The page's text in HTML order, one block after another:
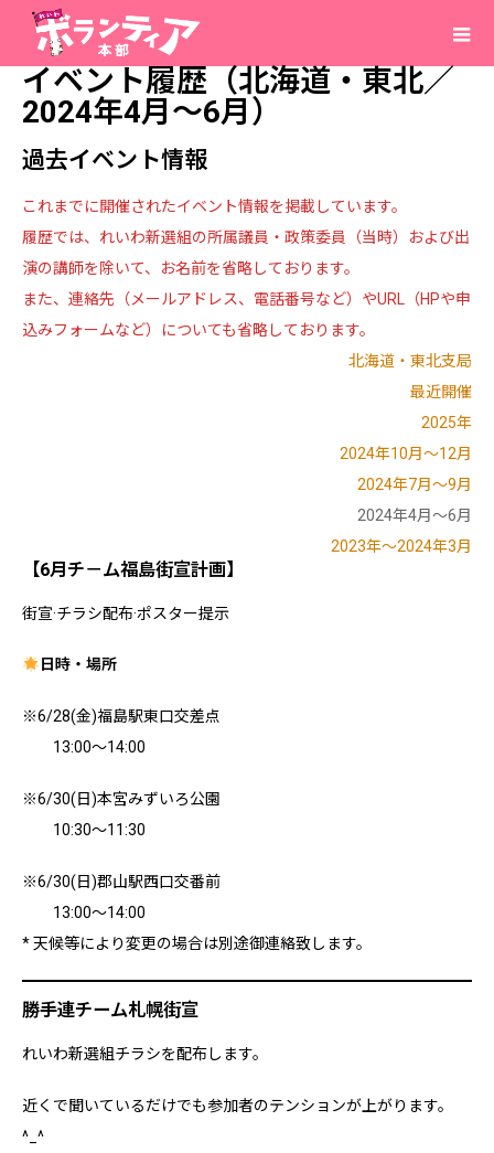
イベント履歴（北海道・東北／
2024年4月～6月）
過去イベント情報
これまでに開催されたイベント情報を掲載しています。
履歴では、れいわ新選組の所属議員・政策委員（当時）および出
演の講師を除いて、お名前を省略しております。
また、連絡先（メールアドレス、電話番号など）やURL（HPや申
込みフォームなど）についても省略しております。
北海道・東北支局
最近開催
2025年
2024年10月～12月
2024年7月～9月
2024年4月～6月
2023年～2024年3月
【6月チ－ム福島街宣計画】
街宣·チラシ配布·ポスター提示
日時・場所
※6/28(金)福島駅東口交差点
13:00～14:00
※6/30(日)本宮みずいろ公園
10:30～11:30
※6/30(日)郡山駅西口交番前
13:00～14:00
* 天候等により変更の場合は別途御連絡致します。
勝手連チーム札幌街宣
れいわ新選組チラシを配布します。
近くで聞いているだけでも参加者のテンションが上がります。
^_^